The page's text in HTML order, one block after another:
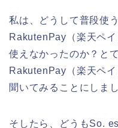
私は、どうして普段使
RakutenPay（楽天ペ
使えなかったのか？と
RakutenPay（楽天ペ
聞いてみることにしまし
そしたら、どうもSo.